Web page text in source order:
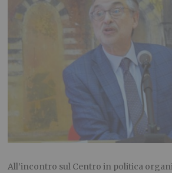
All’incontro sul Centro in politica